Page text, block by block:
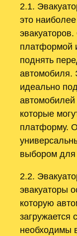
2.1.
это
платформой
поднять
автомобиля.
идеально
которые
платформу.
выбором для
2.2.
эвакуаторы
которую
необходимы